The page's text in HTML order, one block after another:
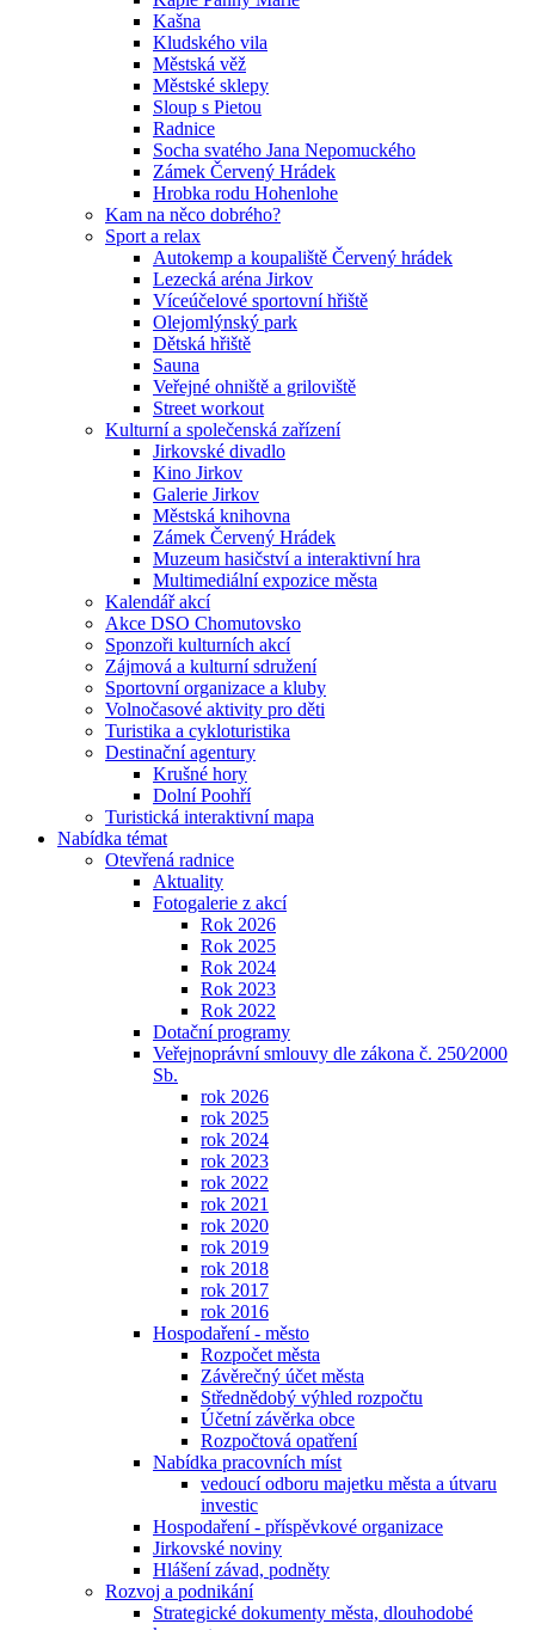
Kašna
Kludského vila
Městská věž
Městské sklepy
Sloup s Pietou
Radnice
Socha svatého Jana Nepomuckého
Zámek Červený Hrádek
Hrobka rodu Hohenlohe
Kam na něco dobrého?
Sport a relax
Autokemp a koupaliště Červený hrádek
Lezecká aréna Jirkov
Víceúčelové sportovní hřiště
Olejomlýnský park
Dětská hřiště
Sauna
Veřejné ohniště a griloviště
Street workout
Kulturní a společenská zařízení
Jirkovské divadlo
Kino Jirkov
Galerie Jirkov
Městská knihovna
Zámek Červený Hrádek
Muzeum hasičství a interaktivní hra
Multimediální expozice města
Kalendář akcí
Akce DSO Chomutovsko
Sponzoři kulturních akcí
Zájmová a kulturní sdružení
Sportovní organizace a kluby
Volnočasové aktivity pro děti
Turistika a cykloturistika
Destinační agentury
Krušné hory
Dolní Poohří
Turistická interaktivní mapa
Nabídka témat
Otevřená radnice
Aktuality
Fotogalerie z akcí
Rok 2026
Rok 2025
Rok 2024
Rok 2023
Rok 2022
Dotační programy
Veřejnoprávní smlouvy dle zákona č. 250⁄2000
Sb.
rok 2026
rok 2025
rok 2024
rok 2023
rok 2022
rok 2021
rok 2020
rok 2019
rok 2018
rok 2017
rok 2016
Hospodaření - město
Rozpočet města
Závěrečný účet města
Střednědobý výhled rozpočtu
Účetní závěrka obce
Rozpočtová opatření
Nabídka pracovních míst
vedoucí odboru majetku města a útvaru
investic
Hospodaření - příspěvkové organizace
Jirkovské noviny
Hlášení závad, podněty
Rozvoj a podnikání
Strategické dokumenty města, dlouhodobé